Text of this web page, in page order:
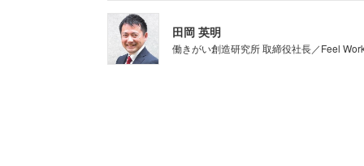
た目標をすぐ忘れてしまう状況になって
田岡 英明
働きがい創造研究所 取締役社長／Feel